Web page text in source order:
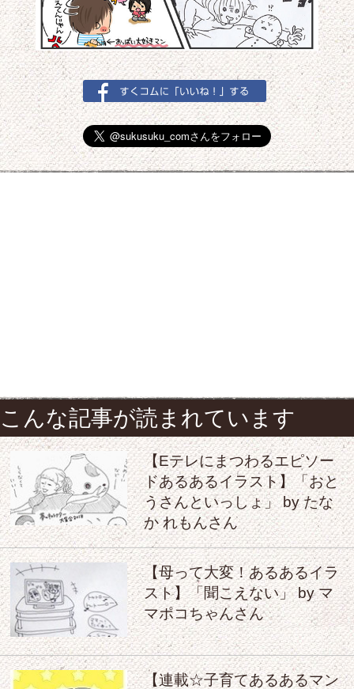
こんな記事が読まれています
【Eテレにまつわるエピソー
ドあるあるイラスト】「おと
うさんといっしょ」 by たな
か れもんさん
【母って大変！あるあるイラ
スト】「聞こえない」 by マ
マポコちゃんさん
【連載☆子育てあるあるマン